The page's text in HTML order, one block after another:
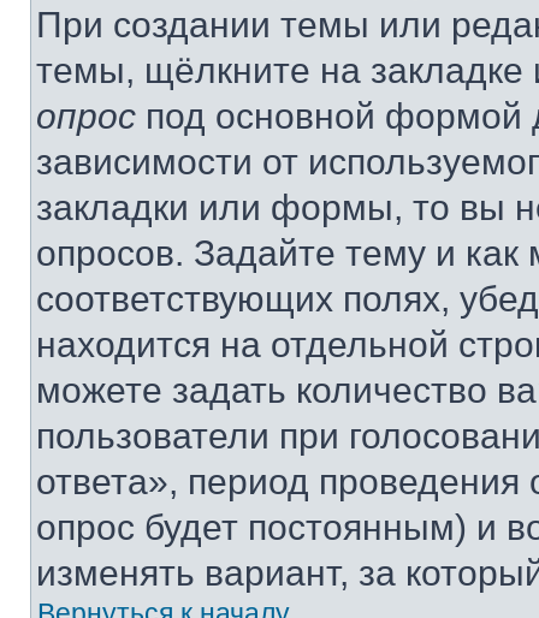
При создании темы или
темы, щёлкните на
опрос под основной формой
зависимости от
закладки или формы, то вы
опросов. Задайте тему и
соответствующих полях,
находится на отдельной
можете задать количество
пользователи при
ответа», период проведения
опрос будет постоянным) и
изменять вариант, за